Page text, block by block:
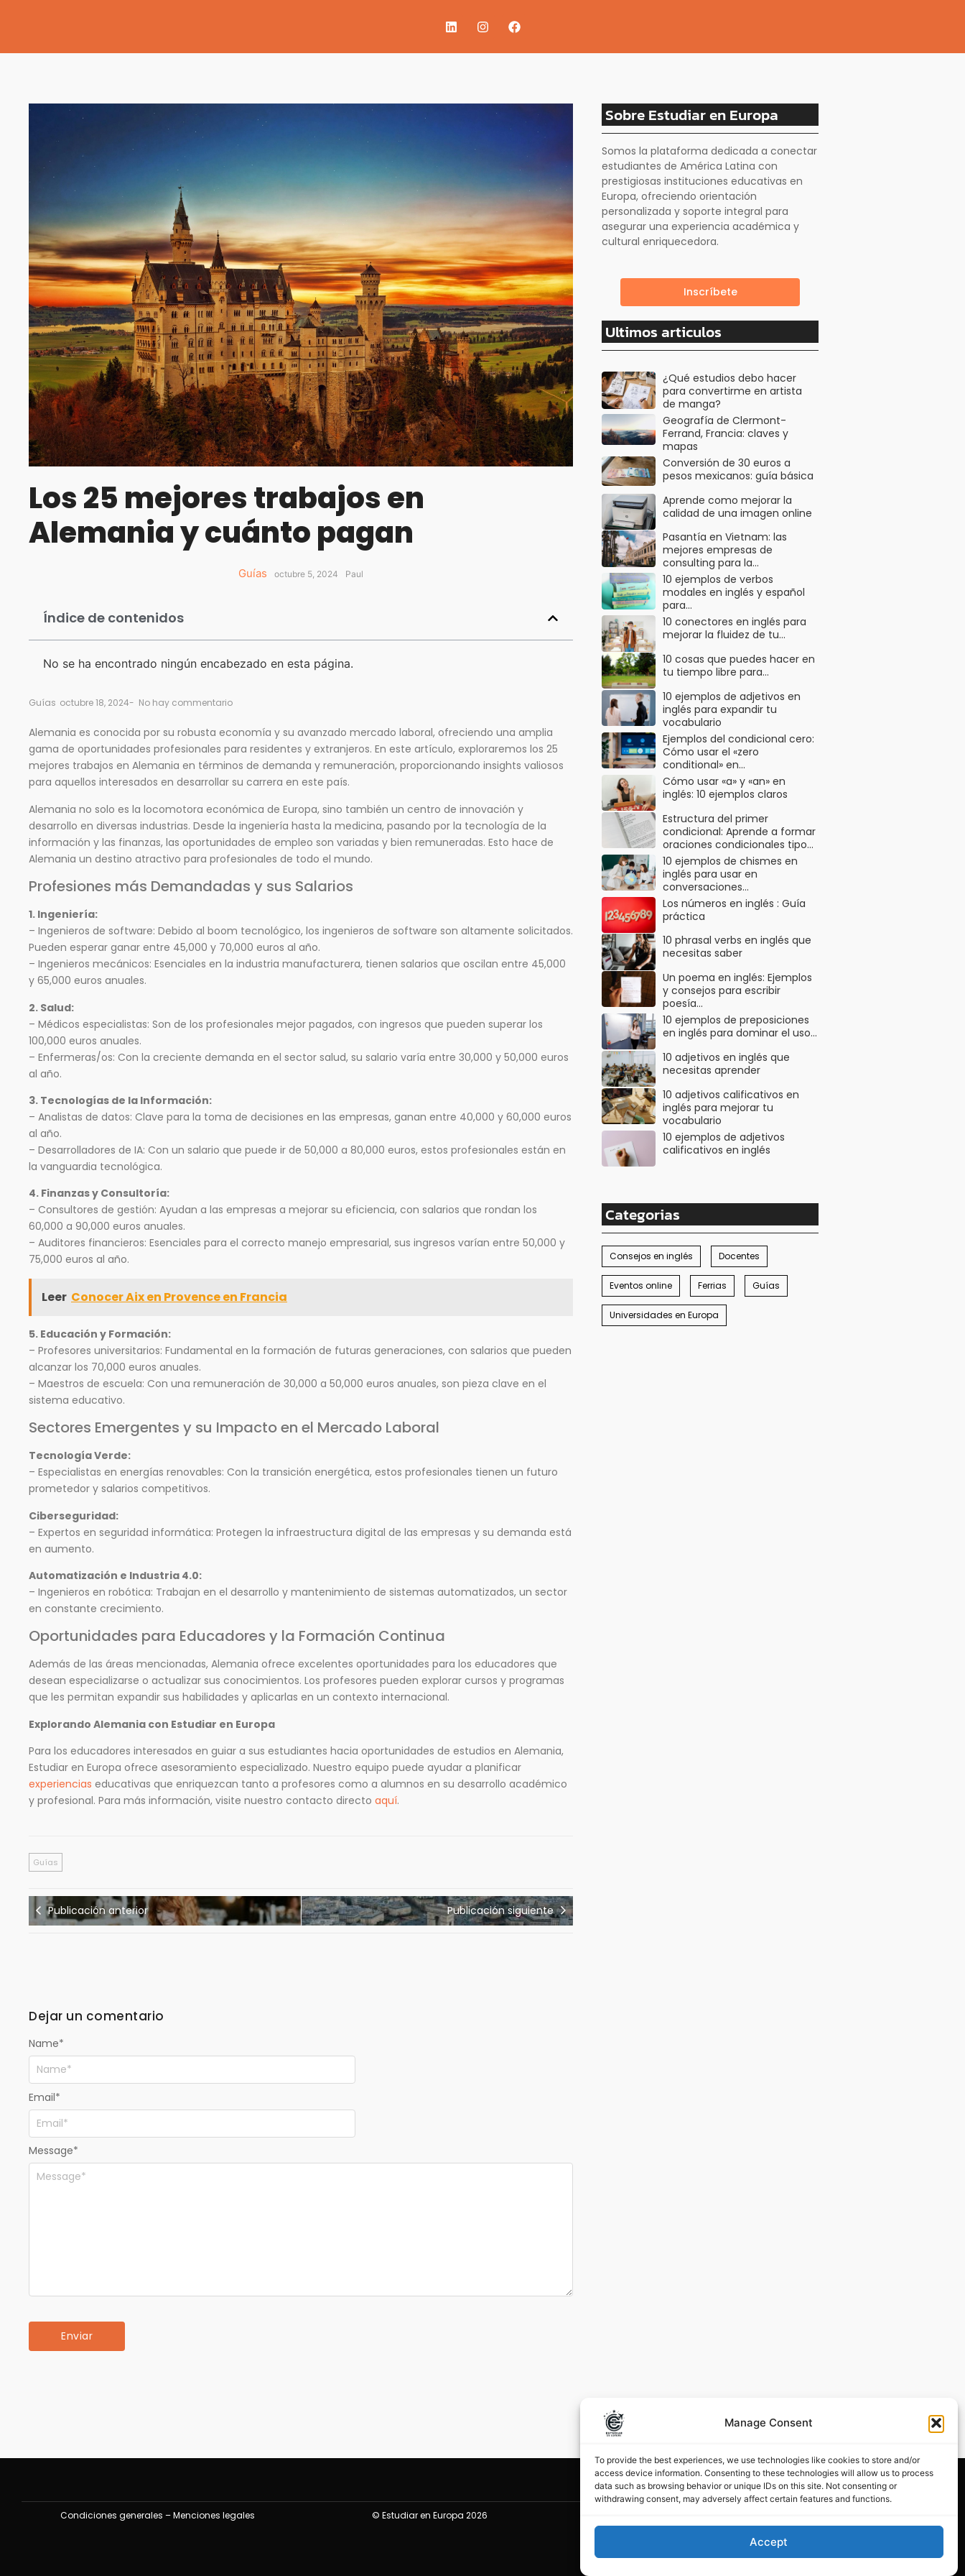
Manage Consent
To provide the best experiences, we use technologies like cookies to store and/or
access device information. Consenting to these technologies will allow us to process
data such as browsing behavior or unique IDs on this site. Not consenting or
withdrawing consent, may adversely affect certain features and functions.
Accept
Los 25 mejores trabajos en
Alemania y cuánto pagan
Guías octubre 5, 2024 Paul
Índice de contenidos
No se ha encontrado ningún encabezado en esta página.
Guías octubre 18, 2024- No hay commentario
Alemania es conocida por su robusta economía y su avanzado mercado laboral, ofreciendo una amplia
gama de oportunidades profesionales para residentes y extranjeros. En este artículo, exploraremos los 25
mejores trabajos en Alemania en términos de demanda y remuneración, proporcionando insights valiosos
para aquellos interesados en desarrollar su carrera en este país.
Alemania no solo es la locomotora económica de Europa, sino también un centro de innovación y
desarrollo en diversas industrias. Desde la ingeniería hasta la medicina, pasando por la tecnología de la
información y las finanzas, las oportunidades de empleo son variadas y bien remuneradas. Esto hace de
Alemania un destino atractivo para profesionales de todo el mundo.
Profesiones más Demandadas y sus Salarios
1. Ingeniería:
– Ingenieros de software: Debido al boom tecnológico, los ingenieros de software son altamente solicitados.
Pueden esperar ganar entre 45,000 y 70,000 euros al año.
– Ingenieros mecánicos: Esenciales en la industria manufacturera, tienen salarios que oscilan entre 45,000
y 65,000 euros anuales.
2. Salud:
– Médicos especialistas: Son de los profesionales mejor pagados, con ingresos que pueden superar los
100,000 euros anuales.
– Enfermeras/os: Con la creciente demanda en el sector salud, su salario varía entre 30,000 y 50,000 euros
al año.
3. Tecnologías de la Información:
– Analistas de datos: Clave para la toma de decisiones en las empresas, ganan entre 40,000 y 60,000 euros
al año.
– Desarrolladores de IA: Con un salario que puede ir de 50,000 a 80,000 euros, estos profesionales están en
la vanguardia tecnológica.
4. Finanzas y Consultoría:
– Consultores de gestión: Ayudan a las empresas a mejorar su eficiencia, con salarios que rondan los
60,000 a 90,000 euros anuales.
– Auditores financieros: Esenciales para el correcto manejo empresarial, sus ingresos varían entre 50,000 y
75,000 euros al año.
Leer Conocer Aix en Provence en Francia
5. Educación y Formación:
– Profesores universitarios: Fundamental en la formación de futuras generaciones, con salarios que pueden
alcanzar los 70,000 euros anuales.
– Maestros de escuela: Con una remuneración de 30,000 a 50,000 euros anuales, son pieza clave en el
sistema educativo.
Sectores Emergentes y su Impacto en el Mercado Laboral
Tecnología Verde:
– Especialistas en energías renovables: Con la transición energética, estos profesionales tienen un futuro
prometedor y salarios competitivos.
Ciberseguridad:
– Expertos en seguridad informática: Protegen la infraestructura digital de las empresas y su demanda está
en aumento.
Automatización e Industria 4.0:
– Ingenieros en robótica: Trabajan en el desarrollo y mantenimiento de sistemas automatizados, un sector
en constante crecimiento.
Oportunidades para Educadores y la Formación Continua
Además de las áreas mencionadas, Alemania ofrece excelentes oportunidades para los educadores que
desean especializarse o actualizar sus conocimientos. Los profesores pueden explorar cursos y programas
que les permitan expandir sus habilidades y aplicarlas en un contexto internacional.
Explorando Alemania con Estudiar en Europa
Para los educadores interesados en guiar a sus estudiantes hacia oportunidades de estudios en Alemania,
Estudiar en Europa ofrece asesoramiento especializado. Nuestro equipo puede ayudar a planificar
experiencias educativas que enriquezcan tanto a profesores como a alumnos en su desarrollo académico
y profesional. Para más información, visite nuestro contacto directo aquí.
Guías
Publicación anterior Publicación siguiente
Dejar un comentario
Message*
Name*
Email*
Sobre Estudiar en Europa
Somos la plataforma dedicada a conectar
estudiantes de América Latina con
prestigiosas instituciones educativas en
Europa, ofreciendo orientación
personalizada y soporte integral para
asegurar una experiencia académica y
cultural enriquecedora.
Inscríbete
Ultimos articulos
¿Qué estudios debo hacer
para convertirme en artista
de manga?
Geografía de Clermont-
Ferrand, Francia: claves y
mapas
Conversión de 30 euros a
pesos mexicanos: guía básica
Aprende como mejorar la
calidad de una imagen online
Pasantía en Vietnam: las
mejores empresas de
consulting para la…
10 ejemplos de verbos
modales en inglés y español
para…
10 conectores en inglés para
mejorar la fluidez de tu…
10 cosas que puedes hacer en
tu tiempo libre para…
10 ejemplos de adjetivos en
inglés para expandir tu
vocabulario
Ejemplos del condicional cero:
Cómo usar el «zero
conditional» en…
Cómo usar «a» y «an» en
inglés: 10 ejemplos claros
Estructura del primer
condicional: Aprende a formar
oraciones condicionales tipo…
10 ejemplos de chismes en
inglés para usar en
conversaciones…
Los números en inglés : Guía
práctica
10 phrasal verbs en inglés que
necesitas saber
Un poema en inglés: Ejemplos
y consejos para escribir
poesía…
10 ejemplos de preposiciones
en inglés para dominar el uso…
10 adjetivos en inglés que
necesitas aprender
10 adjetivos calificativos en
inglés para mejorar tu
vocabulario
10 ejemplos de adjetivos
calificativos en inglés
Categorias
Consejos en inglés Docentes
Eventos online Ferrias Guías
Universidades en Europa
Condiciones generales –Menciones legales © Estudiar en Europa 2026